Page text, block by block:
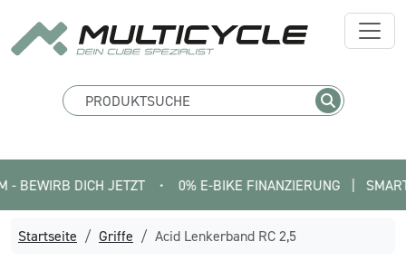
DICH JETZT • 0% E-BIKE FINANZIERUNG   |   SMARTFIT
Startseite Griffe Acid Lenkerband RC 2,5